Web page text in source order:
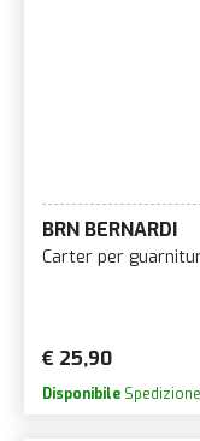
BRN BERNARDI
Carter per
€ 25,90
Disponibile